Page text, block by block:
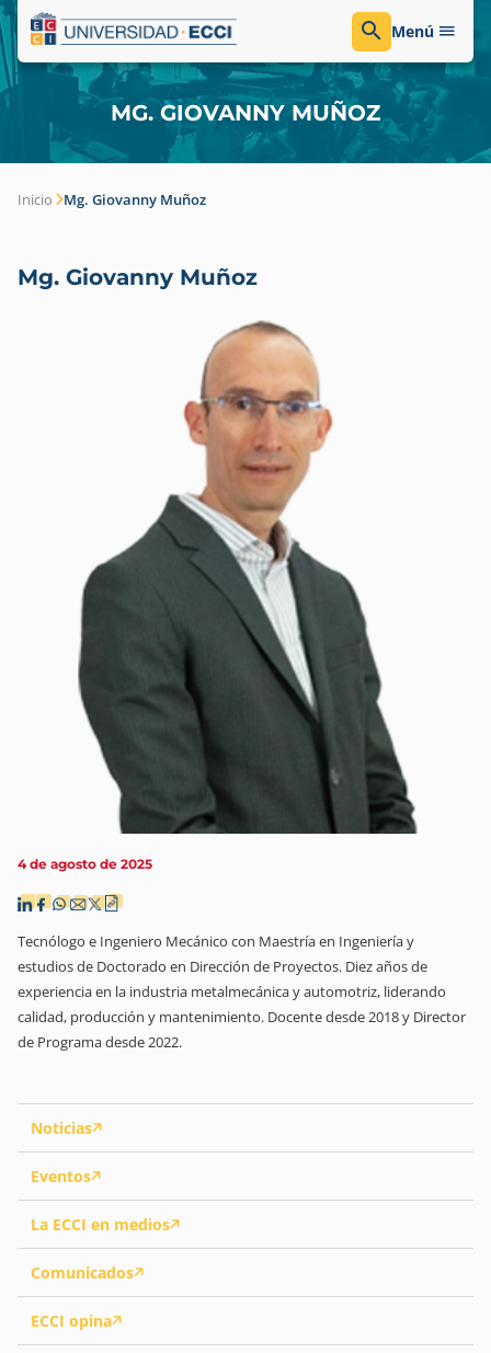
Menú
MG. GIOVANNY MUÑOZ
Inicio Mg. Giovanny Muñoz
Noticias
Eventos
La ECCI en medios
Comunicados
ECCI opina
Mg. Giovanny Muñoz
4 de agosto de 2025
Tecnólogo e Ingeniero Mecánico con Maestría en Ingeniería y
estudios de Doctorado en Dirección de Proyectos. Diez años de
experiencia en la industria metalmecánica y automotriz, liderando
calidad, producción y mantenimiento. Docente desde 2018 y Director
de Programa desde 2022.